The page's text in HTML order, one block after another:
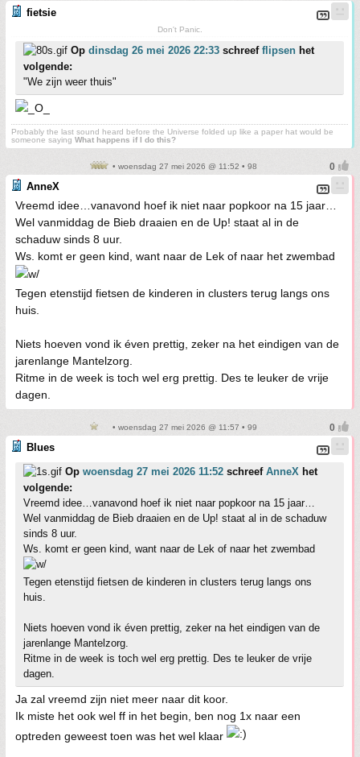
fietsie
Don't Panic.
Op dinsdag 26 mei 2026 22:33 schreef flipsen het
volgende:
"We zijn weer thuis"
Probably the last sound heard before the Universe folded up like a paper hat would be
someone saying What happens if I do this?
• woensdag 27 mei 2026 @ 11:52 • 98
AnneX
Vreemd idee…vanavond hoef ik niet naar popkoor na 15 jaar…
Wel vanmiddag de Bieb draaien en de Up! staat al in de
schaduw sinds 8 uur.
Ws. komt er geen kind, want naar de Lek of naar het zwembad
Tegen etenstijd fietsen de kinderen in clusters terug langs ons
huis.
Niets hoeven vond ik éven prettig, zeker na het eindigen van de
jarenlange Mantelzorg.
Ritme in de week is toch wel erg prettig. Des te leuker de vrije
dagen.
• woensdag 27 mei 2026 @ 11:57 • 99
Blues
Op woensdag 27 mei 2026 11:52 schreef AnneX het
volgende:
Vreemd idee…vanavond hoef ik niet naar popkoor na 15 jaar…
Wel vanmiddag de Bieb draaien en de Up! staat al in de schaduw
sinds 8 uur.
Ws. komt er geen kind, want naar de Lek of naar het zwembad
Tegen etenstijd fietsen de kinderen in clusters terug langs ons
huis.
Niets hoeven vond ik éven prettig, zeker na het eindigen van de
jarenlange Mantelzorg.
Ritme in de week is toch wel erg prettig. Des te leuker de vrije
dagen.
Ja zal vreemd zijn niet meer naar dit koor.
Ik miste het ook wel ff in het begin, ben nog 1x naar een
optreden geweest toen was het wel klaar